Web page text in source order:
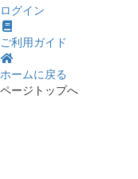
ログイン
ご利用ガイド
ホームに戻る
ページトップへ